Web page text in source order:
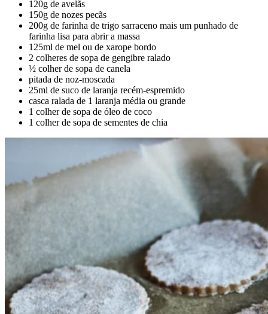
120g de avelãs
150g de nozes pecãs
200g de farinha de trigo sarraceno mais um punhado de
farinha lisa para abrir a massa
125ml de mel ou de xarope bordo
2 colheres de sopa de gengibre ralado
½ colher de sopa de canela
pitada de noz-moscada
25ml de suco de laranja recém-espremido
casca ralada de 1 laranja média ou grande
1 colher de sopa de óleo de coco
1 colher de sopa de sementes de chia